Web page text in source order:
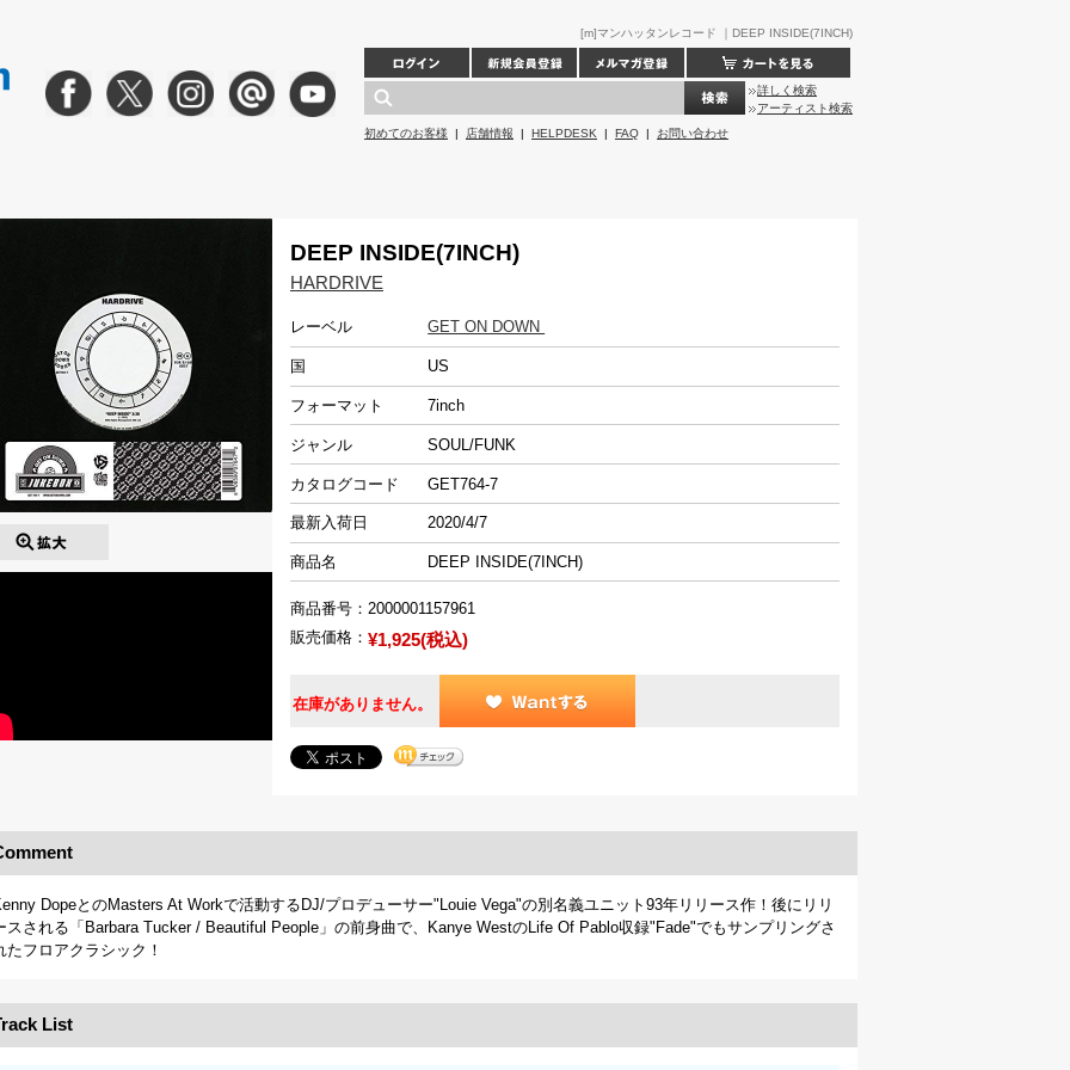
[m]マンハッタンレコード ｜DEEP INSIDE(7INCH)
詳しく検索
アーティスト検索
初めてのお客様 | 店舗情報 | HELPDESK | FAQ | お問い合わせ
DEEP INSIDE(7INCH)
HARDRIVE
レーベル GET ON DOWN
国 US
フォーマット 7inch
ジャンル SOUL/FUNK
カタログコード GET764-7
最新入荷日 2020/4/7
商品名 DEEP INSIDE(7INCH)
商品番号： 2000001157961
販売価格： ¥1,925(税込)
在庫がありません。
DopeとのMasters At Workで活動するDJ/プロデューサー"Louie Vega"の別名義ユニット93年リリース作！後にリリ
スされる「Barbara Tucker / Beautiful People」の前身曲で、Kanye WestのLife Of Pablo収録"Fade"でもサンプリングさ
たフロアクラシック！
List